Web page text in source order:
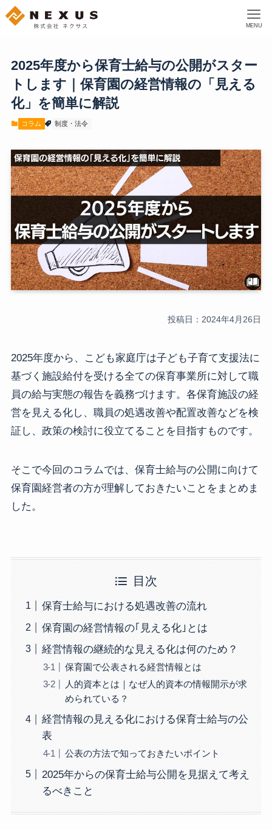
MENU
2025年度から保育士給与の公開がスター
トします｜保育園の経営情報の「見える
化」を簡単に解説
コラム 制度・法令
投稿日：2024年4月26日
2025年度から、こども家庭庁は子ども子育て支援法に
基づく施設給付を受ける全ての保育事業所に対して職
員の給与実態の報告を義務づけます。 各保育施設の経
営を見える化し、職員の処遇改善や配置改善などを検
証し、政策の検討に役立てることを目指すものです。
そこで今回のコラムでは、保育士給与の公開に向けて
保育園経営者の方が理解しておきたいことをまとめま
した。
目次
保育士給与における処遇改善の流れ
保育園の経営情報の｢見える化｣とは
経営情報の継続的な見える化は何のため？
保育園で公表される経営情報とは
人的資本とは｜なぜ人的資本の情報開示が求
められている？
経営情報の見える化における保育士給与の公
表
公表の方法で知っておきたいポイント
2025年からの保育士給与公開を見据えて考え
るべきこと